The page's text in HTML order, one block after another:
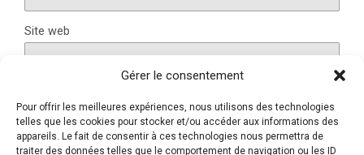
Gérer le consentement
Pour offrir les meilleures expériences, nous utilisons des technologies
telles que les cookies pour stocker et/ou accéder aux informations des
appareils. Le fait de consentir à ces technologies nous permettra de
traiter des données telles que le comportement de navigation ou les ID
Site web
Ce site utilise Akismet pour réduire les indésirables.En
savoir plus sur la façon dont les données de vos